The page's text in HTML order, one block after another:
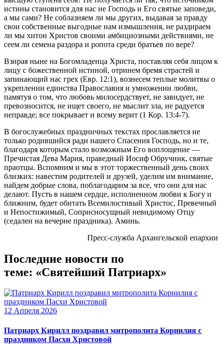
истины становится для нас не Господь и Его святые заповеди,
а мы сами? Не соблазняем ли мы других, выдавая за правду
свои собственные выгодные нам измышления, не раздираем
ли мы хитон Христов своими амбициозными действиями, не
сеем ли семена раздора и ропота среди братьев по вере?
Взирая ныне на Богомладенца Христа, поставляя себя лицом к
лицу с божественной истиной, отринем бремя страстей и
запинающий нас грех (Евр. 12:1), вознесем теплые молитвы о
укреплении единства Православия и умножении любви,
памятуя о том, что любовь милосердствует, не завидует, не
превозносится, не ищет своего, не мыслит зла, не радуется
неправде; все покрывает и всему верит (1 Кор. 13:4-7).
В богослужебных праздничных текстах прославляется не
только родившийся ради нашего Спасения Господь, но и те,
благодаря которым стало возможным Его воплощение —
Пречистая Дева Мария, праведный Иосиф Обручник, святые
праотцы. Вспомним и мы в этот торжественный день своих
близких: навестим родителей и друзей, уделим им внимание,
найдем добрые слова, поблагодарим за все, что они для нас
делают. Пусть в нашем сердце, исполненном любви к Богу и
ближним, будет обитать Всемилостивый Христос, Превечный
и Непостижимый, Соприсносущный невидимому Отцу
(седален на вечерне праздника). Аминь.
Пресс-служба Архангельской епархии
Последние новости по
теме: «Святейший Патриарх»
12 Апреля 2026
Патриарх Кирилл поздравил митрополита Корнилия с
праздником Пасхи Христовой